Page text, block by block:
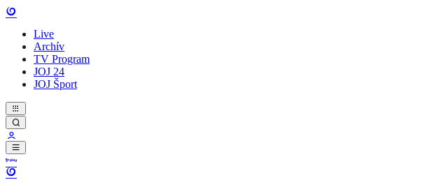
Live
Archív
TV Program
JOJ 24
JOJ Šport